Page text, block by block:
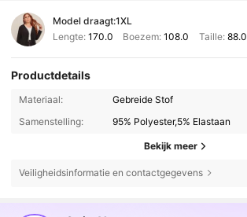
Model draagt:1XL
Lengte: 170.0 Boezem:108.0 Taille: 88.0
Productdetails
Materiaal:
Gebreide Stof
Samenstelling:
95% Polyester,5% Elastaan
Bekijk meer
Veiligheidsinformatie en contactgegevens